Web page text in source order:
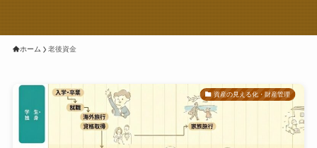
ホーム 老後資金
資産の見える化・財産管理